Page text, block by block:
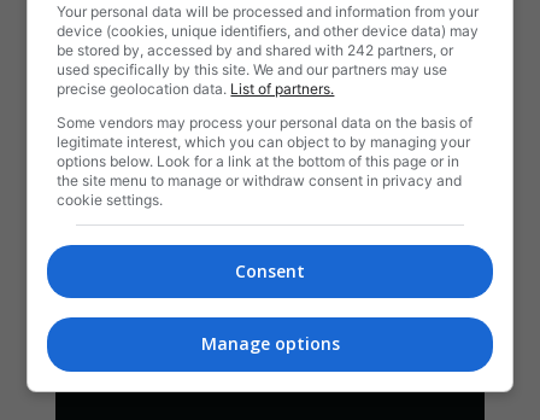
Your personal data will be processed and information from your
device (cookies, unique identifiers, and other device data) may
be stored by, accessed by and shared with 242 partners, or
used specifically by this site. We and our partners may use
precise geolocation data. List of partners.
Some vendors may process your personal data on the basis of
legitimate interest, which you can object to by managing your
options below. Look for a link at the bottom of this page or in
the site menu to manage or withdraw consent in privacy and
cookie settings.
Consent
Manage options